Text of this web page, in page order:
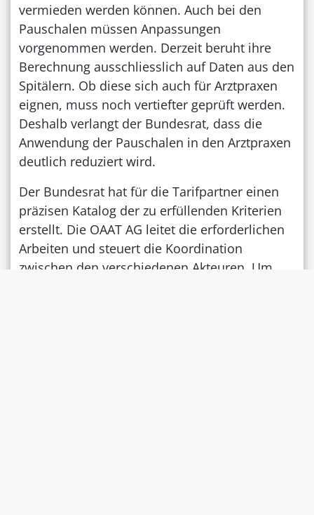
vermieden werden können. Auch bei den
Pauschalen müssen Anpassungen
vorgenommen werden. Derzeit beruht ihre
Berechnung ausschliesslich auf Daten aus den
Spitälern. Ob diese sich auch für Arztpraxen
eignen, muss noch vertiefter geprüft werden.
Deshalb verlangt der Bundesrat, dass die
Anwendung der Pauschalen in den Arztpraxen
deutlich reduziert wird.
Der Bundesrat hat für die Tarifpartner einen
präzisen Katalog der zu erfüllenden Kriterien
erstellt. Die OAAT AG leitet die erforderlichen
Arbeiten und steuert die Koordination
zwischen den verschiedenen Akteuren. Um